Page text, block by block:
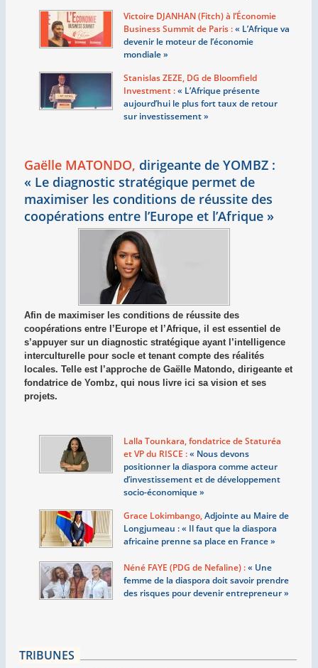
Victoire DJANHAN (Fitch) à l’Économie
Business Summit de Paris :« L’Afrique va
devenir le moteur de l’économie
mondiale»
Stanislas ZEZE, DG de Bloomfield
Investment :« L’Afrique présente
aujourd’hui le plus fort taux de retour
sur investissement»
Gaëlle MATONDO, dirigeante de YOMBZ :
« Le diagnostic stratégique permet de
maximiser les conditions de réussite des
coopérations entre l’Europe et l’Afrique »
Afin de maximiser les conditions de réussite des
coopérations entre l’Europe et l’Afrique, il est essentiel de
s’appuyer sur un diagnostic stratégique ayant l’intelligence
interculturelle pour socle et tenant compte des réalités
locales. Telle est l’approche de Gaëlle Matondo, dirigeante et
fondatrice de Yombz, qui nous livre ici sa vision et ses
projets.
Lalla Tounkara, fondatrice de Staturéa
et VP du RISCE :« Nous devons
positionner la diaspora comme acteur
d’investissement et de développement
socio-économique»
Grace Lokimbango,Adjointe au Maire de
Longjumeau : « Il faut que la diaspora
africaine prenne sa place en France»
Néné FAYE (PDG de Nefaline) :« Une
femme de la diaspora doit savoir prendre
des risques pour devenir entrepreneur»
TRIBUNES